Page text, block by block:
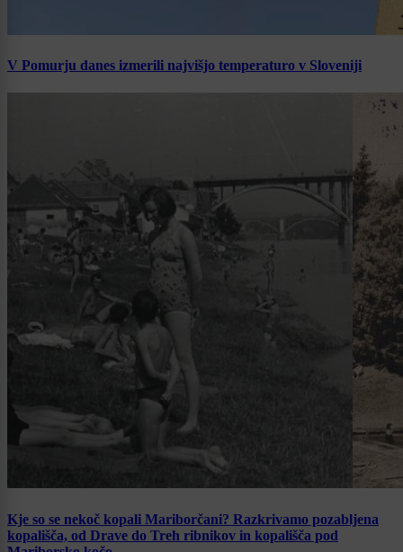
V Pomurju danes izmerili najvišjo temperaturo v Sloveniji
Kje so se nekoč kopali Mariborčani? Razkrivamo pozabljena
kopališča, od Drave do Treh ribnikov in kopališča pod